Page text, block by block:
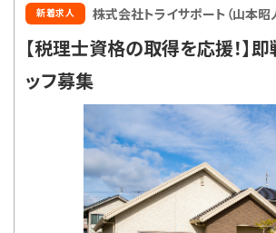
新着求人 株式会社トライサポート（山本昭
【税理士資格の取得を応援！】
ッフ募集